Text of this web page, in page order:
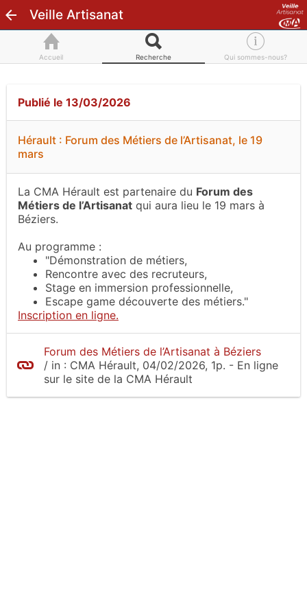
Veille Artisanat
Accueil Recherche Qui sommes-nous?
Publié le 13/03/2026
Hérault : Forum des Métiers de l’Artisanat, le 19
mars
La CMA Hérault est partenaire du Forum des
Métiers de l’Artisanat qui aura lieu le 19 mars à
Béziers.
Au programme :
"Démonstration de métiers,
Rencontre avec des recruteurs,
Stage en immersion professionnelle,
Escape game découverte des métiers."
Inscription en ligne.
Forum des Métiers de l’Artisanat à Béziers
/ in : CMA Hérault, 04/02/2026, 1p. - En ligne
sur le site de la CMA Hérault